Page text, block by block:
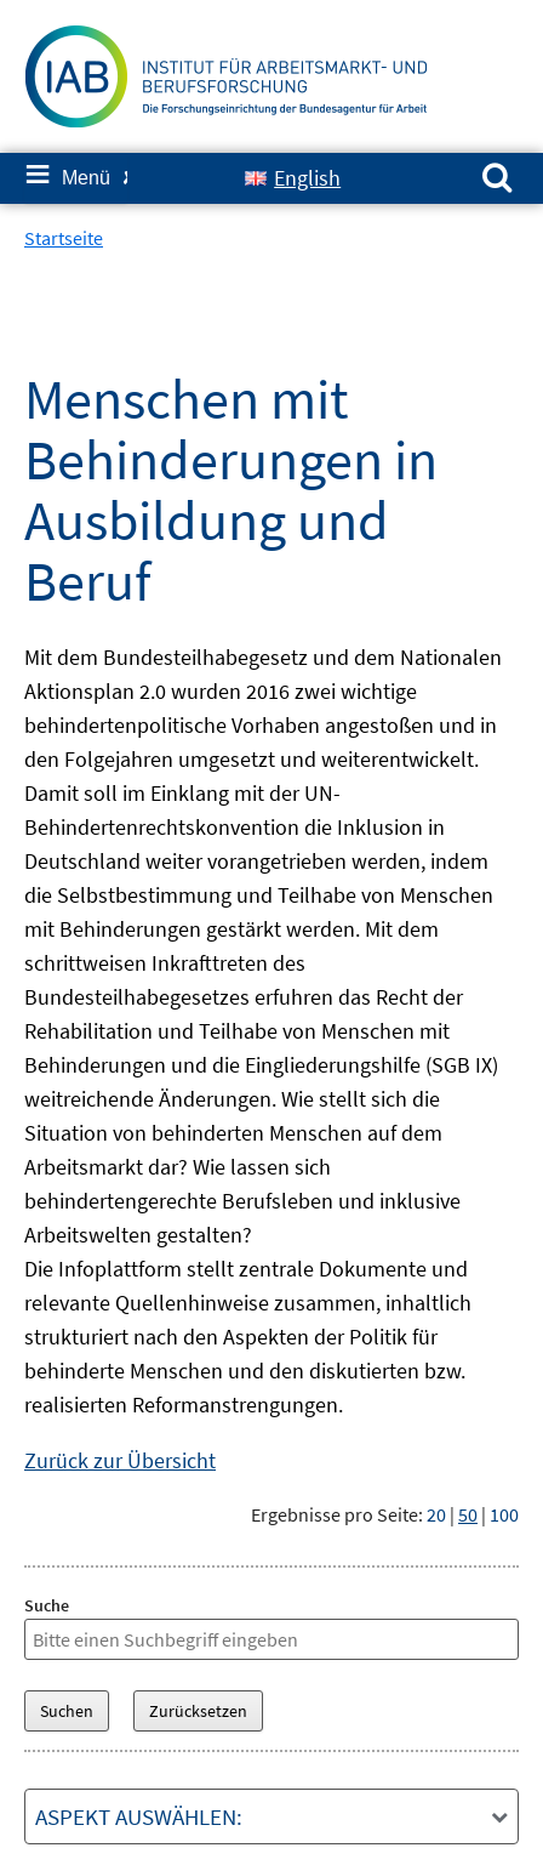
zum
Inhalt
≡ Menü ✘ English
Suchen nach:
Startseite
Menschen mit
Behinderungen in
Ausbildung und
Beruf
Mit dem Bundesteilhabegesetz und dem Nationalen
Aktionsplan 2.0 wurden 2016 zwei wichtige
behindertenpolitische Vorhaben angestoßen und in
den Folgejahren umgesetzt und weiterentwickelt.
Damit soll im Einklang mit der UN-
Behindertenrechtskonvention die Inklusion in
Deutschland weiter vorangetrieben werden, indem
die Selbstbestimmung und Teilhabe von Menschen
mit Behinderungen gestärkt werden. Mit dem
schrittweisen Inkrafttreten des
Bundesteilhabegesetzes erfuhren das Recht der
Rehabilitation und Teilhabe von Menschen mit
Behinderungen und die Eingliederungshilfe (SGB IX)
weitreichende Änderungen. Wie stellt sich die
Situation von behinderten Menschen auf dem
Arbeitsmarkt dar? Wie lassen sich
behindertengerechte Berufsleben und inklusive
Arbeitswelten gestalten?
Die Infoplattform stellt zentrale Dokumente und
relevante Quellenhinweise zusammen, inhaltlich
strukturiert nach den Aspekten der Politik für
behinderte Menschen und den diskutierten bzw.
realisierten Reformanstrengungen.
Zurück zur Übersicht
Ergebnisse pro Seite: 20 | 50 | 100
Suche
ASPEKT AUSWÄHLEN: